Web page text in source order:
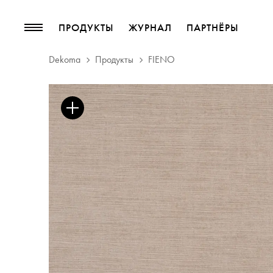
ПРОДУКТЫ ЖУРНАЛ ПАРТНЁРЫ
ПРОДУКТЫ
Коллекции
Мебельные ткани
Шторные такни
Басонные изделия
Обои
Кожа
декоративные аксессуары
ЖУРНАЛ
блог
Тенденции
Dekoma Продукты FIENO